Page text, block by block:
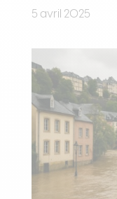
5 avril 2025